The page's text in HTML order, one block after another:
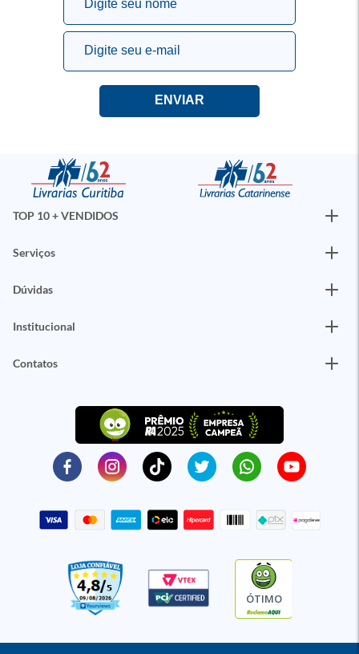
TOP 10 + VENDIDOS
Serviços
Dúvidas
Institucional
Contatos
ÓTIMO